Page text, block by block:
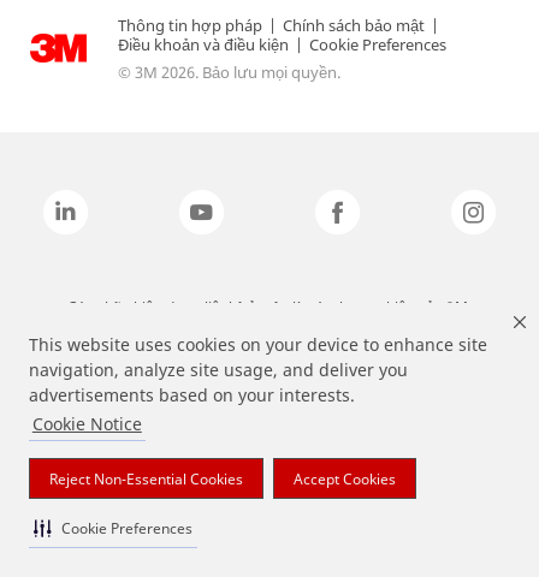
This website uses cookies on your device to enhance site
navigation, analyze site usage, and deliver you
advertisements based on your interests.
Cookie Notice
Reject Non-Essential Cookies Accept Cookies
Cookie Preferences
Thông tin hợp pháp | Chính sách bảo mật |
Điều khoản và điều kiện | Cookie Preferences
© 3M 2026. Bảo lưu mọi quyền.
Các nhãn hiệu được liệt kê ở trên là các thương hiệu của 3M.